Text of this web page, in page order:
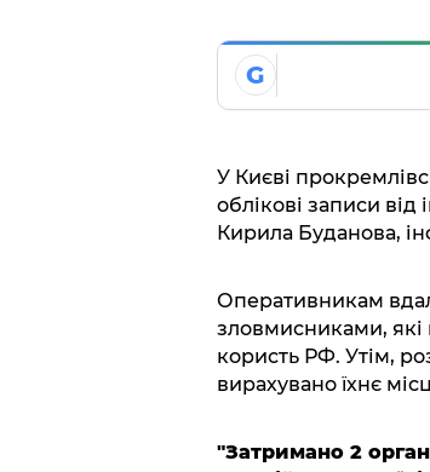
G
У Києві
облікові записи
Кирила Буданова,
Оперативникам
зловмисниками, які
користь РФ. Утім,
вирахувано їхнє
"Затримано 2